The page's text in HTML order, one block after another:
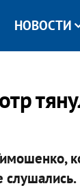
НОВОСТИ
слушались.